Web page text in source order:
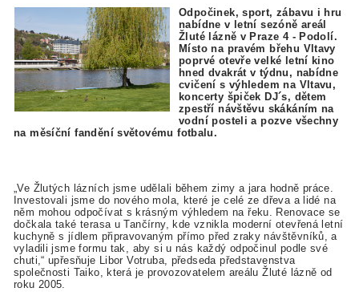
Odpočinek, sport, zábavu i hru
nabídne v letní sezóně areál
Žluté lázně v Praze 4 - Podolí.
Místo na pravém břehu Vltavy
poprvé otevře velké letní kino
hned dvakrát v týdnu, nabídne
cvičení s výhledem na Vltavu,
koncerty špiček DJ´s, dětem
zpestří návštěvu skákáním na
vodní posteli a pozve všechny
na měsíční fandění světovému fotbalu.
„Ve Žlutých lázních jsme udělali během zimy a jara hodně práce.
Investovali jsme do nového mola, které je celé ze dřeva a lidé na
něm mohou odpočívat s krásným výhledem na řeku. Renovace se
dočkala také terasa u Tančírny, kde vznikla moderní otevřená letní
kuchyně s jídlem připravovaným přímo před zraky návštěvníků, a
vyladili jsme formu tak, aby si u nás každý odpočinul podle své
chuti,“ upřesňuje Libor Votruba, předseda představenstva
společnosti Taiko, která je provozovatelem areálu Žluté lázně od
roku 2005.